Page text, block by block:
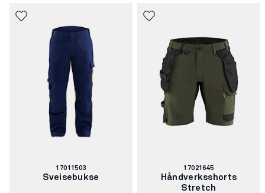
Artikkelnummer:
17011503
Sveisebukse
Artikkelnummer:
17021645
Håndverksshorts
Stretch